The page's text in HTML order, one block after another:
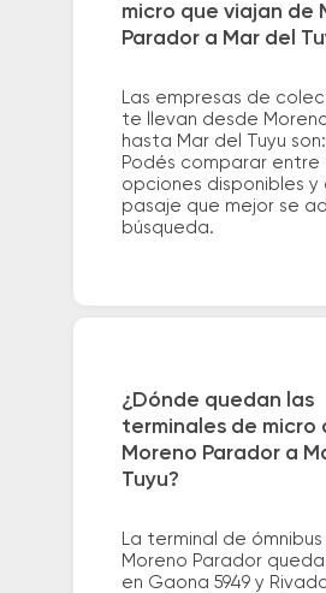
micro que viajan de
Parador a Mar del
Las empresas de
te llevan desde
hasta Mar del Tuyu son:
Podés comparar entre
opciones disponibles y
pasaje que mejor se
búsqueda.
¿Dónde quedan las
terminales de micro
Moreno Parador a
Tuyu?
La terminal de
Moreno Parador
en Gaona 5949 y